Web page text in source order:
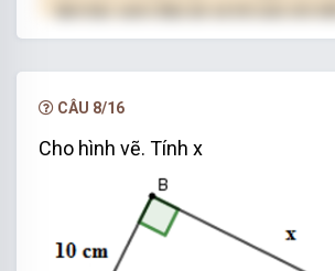
hạn.
CÂU 8/16
Cho hình vẽ. Tính x